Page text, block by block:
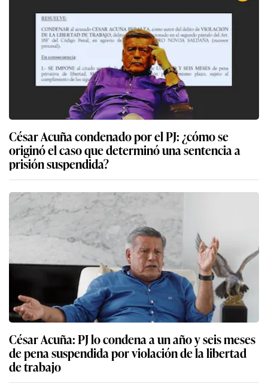
César Acuña condenado por el PJ: ¿cómo se
originó el caso que determinó una sentencia a
prisión suspendida?
César Acuña: PJ lo condena a un año y seis meses
de pena suspendida por violación de la libertad
de trabajo